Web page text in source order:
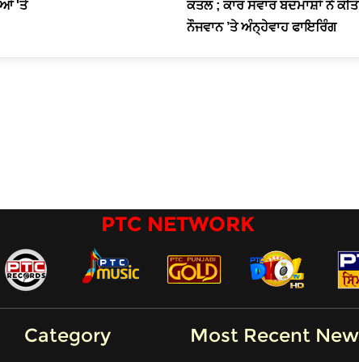
'ਤੇ
ਕਤਲ ; ਕਾਰ ਸਵਾਰ ਬਦਮਾਸ਼ਾਂ ਨੇ
ਨੌਜਵਾਨ ’ਤੇ ਅੰਨ੍ਹੇਵਾਹ ਫਾਇਰਿੰਗ
PTC NETWORK
Category Most Recent